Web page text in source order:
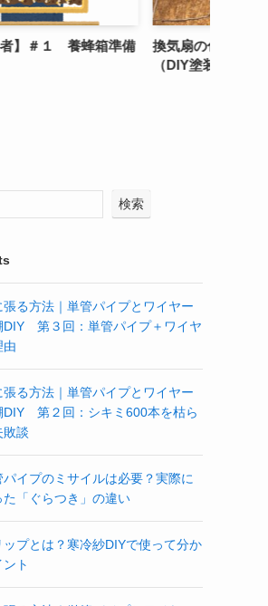
換気扇の色を黒に変える方法
検索
張る方法｜単管パイプとワイヤー
DIY 第３回：単管パイプ＋ワイヤ
由
張る方法｜単管パイプとワイヤー
DIY 第２回：シキミ600本を枯ら
敗談
パイプのミサイルは必要？実際に
「ぐらつき」の違い
ップとは？寒冷紗DIYで使って分か
ト